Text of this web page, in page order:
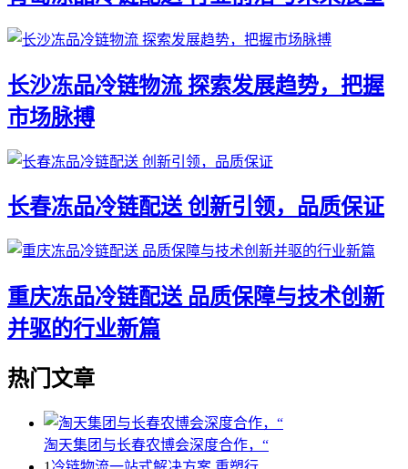
长沙冻品冷链物流 探索发展趋势，把握
市场脉搏
长春冻品冷链配送 创新引领，品质保证
重庆冻品冷链配送 品质保障与技术创新
并驱的行业新篇
热门文章
淘天集团与长春农博会深度合作，“